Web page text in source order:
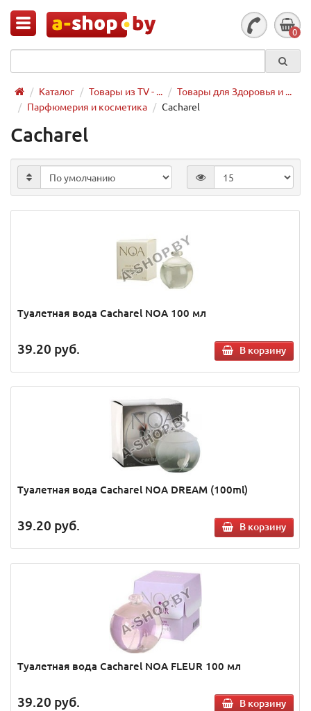
0
Каталог Товары из TV - ...
Товары для Здоровья и ...
Парфюмерия и косметика
Cacharel
Cacharel
Туалетная вода Cacharel NOA 100 мл
39.20 руб. В корзину
Туалетная вода Cacharel NOA DREAM (100ml)
39.20 руб. В корзину
Туалетная вода Cacharel NOA FLEUR 100 мл
39.20 руб. В корзину